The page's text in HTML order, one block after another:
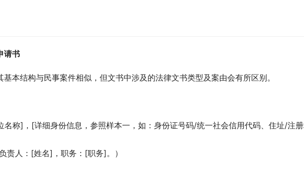
请书
本结构与民事案件相似，但文书中涉及的法律文书类型及案由会有所区别。
名称]，[详细身份信息，参照样本一，如：身份证号码/统一社会信用代码、住址/注
责人：[姓名]，职务：[职务]。）